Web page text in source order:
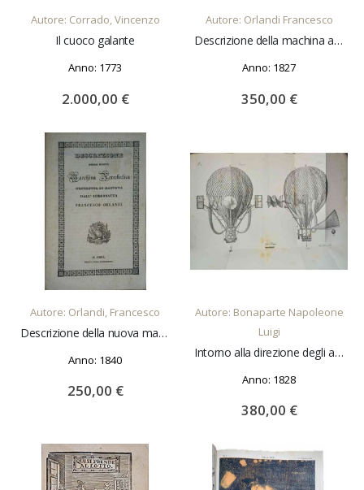
Autore: Corrado, Vincenzo
Il cuoco galante
Anno: 1773
2.000,00 €
Autore: Orlandi Francesco
Descrizione della machina aereobatica costruita da Francesco Orlandi di Bologna con cui ha già eseguiti varj esperimenti.
Anno: 1827
350,00 €
AGGIUNGI AL CARRELLO
Autore: Orlandi, Francesco
Descrizione della nuova macchina aereobatica costrutta in Mantova dall'aereonauta Francesco Orlandi
Anno: 1840
250,00 €
AGGIUNGI AL CARRELLO
Autore: Bonaparte Napoleone
Luigi
Intorno alla direzione degli aerostati seconda lettera al prof. Giuseppe Gazzeri. Estratto dall'Antologia n.° 93, settembre 1828
Anno: 1828
380,00 €